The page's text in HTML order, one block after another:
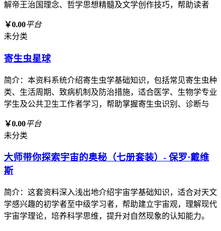
解帝王治国理念、哲学思想精髓及文学创作技巧，帮助读者
￥0.00平台
未分类
寄生虫星球
简介：本资料系统介绍寄生虫学基础知识，包括常见寄生虫种
类、生活周期、致病机制及防治措施，适合医学、生物学专业
学生及公共卫生工作者学习，帮助掌握寄生虫识别、诊断与
￥0.00平台
未分类
大师带你探索宇宙的奥秘（七册套装）- 保罗·戴维
斯
简介：这套资料深入浅出地介绍宇宙学基础知识，适合对天文
学感兴趣的初学者至中级学习者，帮助建立宇宙观，理解现代
宇宙学理论，培养科学思维，提升对自然现象的认知能力。